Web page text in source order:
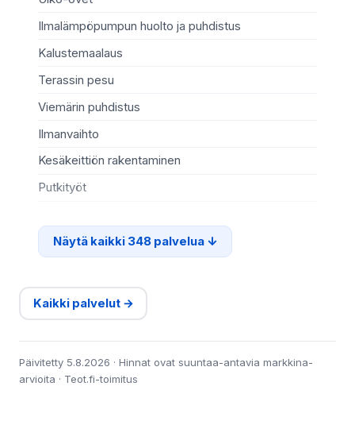
Ilmalämpöpumpun huolto ja puhdistus
Kalustemaalaus
Terassin pesu
Viemärin puhdistus
Ilmanvaihto
Kesäkeittiön rakentaminen
Putkityöt
Näytä kaikki 348 palvelua
Kaikki palvelut →
Päivitetty 5.8.2026 · Hinnat ovat suuntaa-antavia markkina-
arvioita · Teot.fi-toimitus